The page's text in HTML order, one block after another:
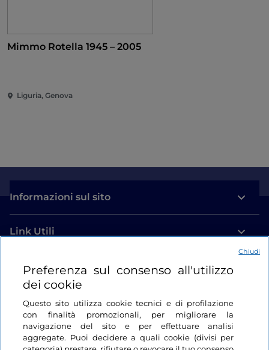
Mimmo Rotella 1945 – 2005
Liguria, Genova
Informazioni sul sito
Link Utili
Login
Restiamo in contatto
Preferenza sul consenso all'utilizzo
dei cookie
Questo sito utilizza cookie tecnici e di profilazione
con finalità promozionali, per migliorare la
navigazione del sito e per effettuare analisi
aggregate. Puoi decidere a quali cookie (divisi per
Chiudi